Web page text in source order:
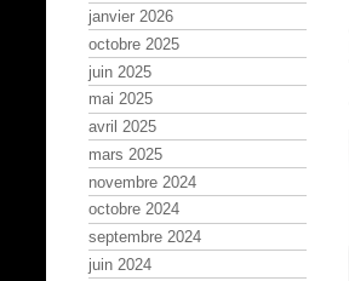
janvier 2026
octobre 2025
juin 2025
mai 2025
avril 2025
mars 2025
novembre 2024
octobre 2024
septembre 2024
juin 2024